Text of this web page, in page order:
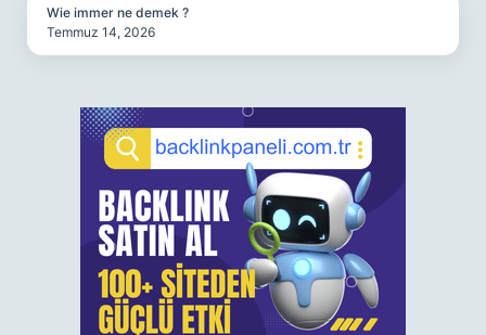
Wie immer ne demek ?
Temmuz 14, 2026